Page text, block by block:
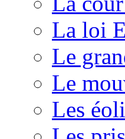
La loi
Le
Le
Les